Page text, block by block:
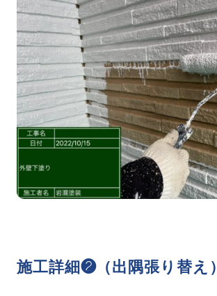
施工詳細❷（出隅張り替え）